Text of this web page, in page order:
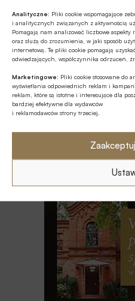
Analityczne: Pliki cookie wspomagające
i analitycznych związanych z aktywnością
Pomagają nam analizować liczbowe
oraz służą do zrozumienia, w jaki sposób
internetową. Te pliki cookie pomagają
odwiedzających, współczynnika odrzuceń,
Marketingowe: Pliki cookie stosowane do
wyświetlania odpowiednich reklam i
reklam, które są istotne i interesujące dla
bardziej efektywne dla wydawców
i reklamodawców strony trzeciej.
ESG
Zielone
segmentem
bankowego?
PKO BP o
ustawowych
Na czym